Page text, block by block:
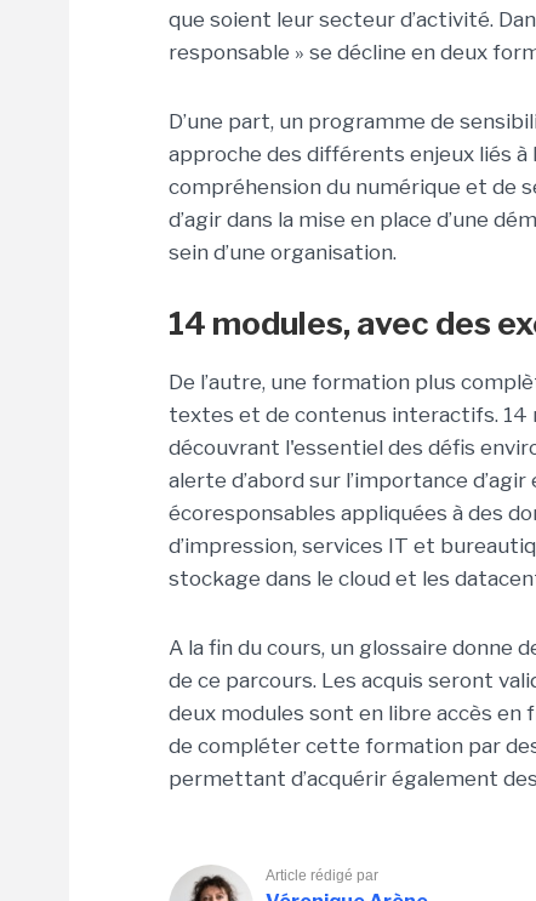
que soient leur secteur d’activité.
responsable » se décline en deux
D’une part, un programme de
approche des différents enjeux liés à
compréhension du numérique et de
d’agir dans la mise en place d’une
sein d’une organisation.
14 modules, avec des
De l’autre, une formation plus
textes et de contenus interactifs.
découvrant l'essentiel des défis
alerte d’abord sur l’importance
écoresponsables appliquées à des
d’impression, services IT et
stockage dans le cloud et les
A la fin du cours, un glossaire donne
de ce parcours. Les acquis seront
deux modules sont en libre accès en
de compléter cette formation par
permettant d’acquérir également
Article rédigé par